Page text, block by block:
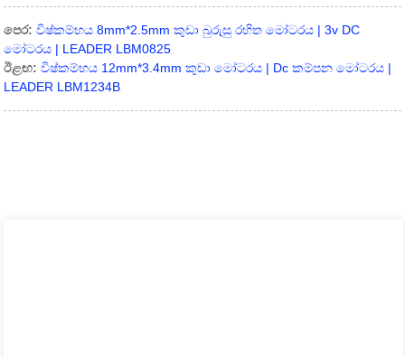
පෙර: විෂ්කම්භය 8mm*2.5mm කුඩා බුරුසු රහිත මෝටරය | 3v DC
මෝටරය | LEADER LBM0825
ඊළඟ: විෂ්කම්භය 12mm*3.4mm කුඩා මෝටරය | Dc කම්පන මෝටරය |
LEADER LBM1234B